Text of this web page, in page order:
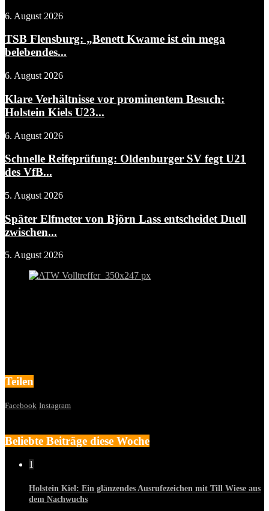
6. August 2026
TSB Flensburg: „Benett Kwame ist ein mega
belebendes...
6. August 2026
Klare Verhältnisse vor prominentem Besuch:
Holstein Kiels U23...
6. August 2026
Schnelle Reifeprüfung: Oldenburger SV fegt U21
des VfB...
5. August 2026
Später Elfmeter von Björn Lass entscheidet Duell
zwischen...
5. August 2026
Teilen
Facebook Instagram
Beliebte Beiträge diese Woche
1
Holstein Kiel: Ein glänzendes Ausrufezeichen mit Till Wiese aus
dem Nachwuchs